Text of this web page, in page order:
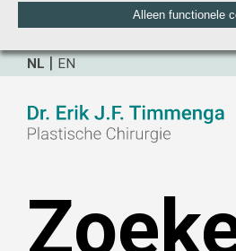
Alleen functionele
NL EN